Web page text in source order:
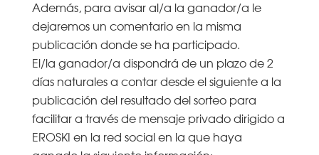
Además, para avisar al/a la ganador/a le
dejaremos un comentario en la misma
publicación donde se ha participado.
El/la ganador/a dispondrá de un plazo de 2
días naturales a contar desde el siguiente a la
publicación del resultado del sorteo para
facilitar a través de mensaje privado dirigido a
EROSKI en la red social en la que haya